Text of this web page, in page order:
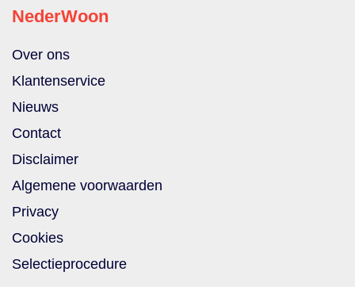
NederWoon
Over ons
Klantenservice
Nieuws
Contact
Disclaimer
Algemene voorwaarden
Privacy
Cookies
Selectieprocedure